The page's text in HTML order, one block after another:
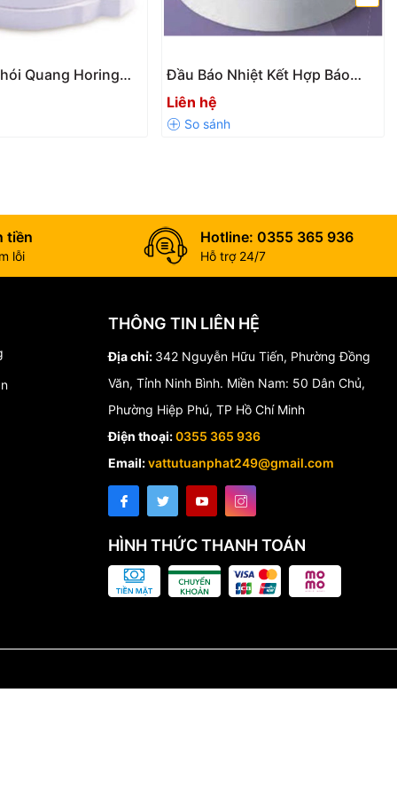
đầu báo khói quang Horing AH-0311-2 là giải pháp tối ưu
Quang Horing
Đầu Báo Nhiệt Kết Hợp Báo
Khói Horing AH-0315 Chính
Hãng
Liên hệ
tiền
lỗi
Hotline: 0355 365 936
Hỗ trợ 24/7
THÔNG TIN LIÊN HỆ
Địa chỉ: 342 Nguyễn Hữu Tiến, Phường Đồng
Văn, Tỉnh Ninh Bình. Miền Nam: 50 Dân Chủ,
Phường Hiệp Phú, TP Hồ Chí Minh
Điện thoại:0355 365 936
Email:vattutuanphat249@gmail.com
HÌNH THỨC THANH TOÁN